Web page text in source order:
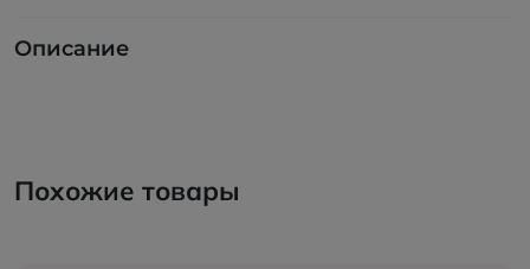
Описание
Похожие товары